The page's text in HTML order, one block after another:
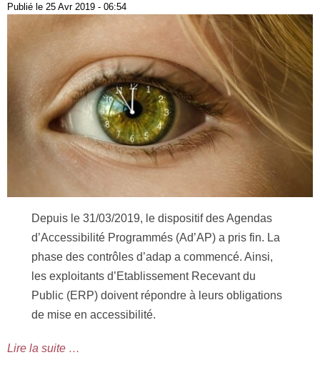
Publié le 25 Avr 2019 - 06:54
Depuis le 31/03/2019, le dispositif des Agendas
d’Accessibilité Programmés (Ad’AP) a pris fin. La
phase des contrôles d’adap a commencé. Ainsi,
les exploitants d’Etablissement Recevant du
Public (ERP) doivent répondre à leurs obligations
de mise en accessibilité.
Lire la suite …